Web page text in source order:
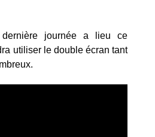
journée a lieu ce
utiliser le double écran tant